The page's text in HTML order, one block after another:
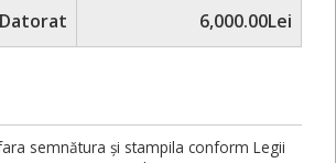
6,000.00Lei
semnătura și stampila conform Legii